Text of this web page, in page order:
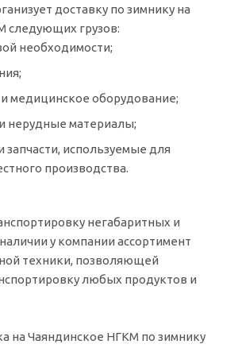
доставку по зимнику на
следующих грузов:
необходимости;
медицинское оборудование;
нерудные материалы;
запчасти, используемые для
производства.
негабаритных и
у компании ассортимент
техники, позволяющей
любых продуктов и
на Чаяндинское НГКМ по зимнику